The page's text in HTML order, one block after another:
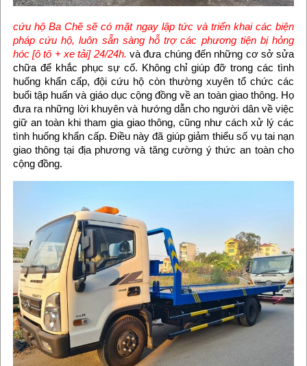
cứu hộ Ba Chẽ sẽ có mặt ngay lập tức và triển khai các biện
pháp cứu hộ, luôn sẵn sàng hỗ trợ các phương tiện bị hỏng
hóc [ô tô + xe tải] 24/24h. và đưa chúng đến những cơ sở sửa
chữa để khắc phục sự cố. Không chỉ giúp đỡ trong các tình
huống khẩn cấp, đội cứu hộ còn thường xuyên tổ chức các
buổi tập huấn và giáo dục cộng đồng về an toàn giao thông. Họ
đưa ra những lời khuyên và hướng dẫn cho người dân về việc
giữ an toàn khi tham gia giao thông, cũng như cách xử lý các
tình huống khẩn cấp. Điều này đã giúp giảm thiểu số vụ tai nạn
giao thông tại địa phương và tăng cường ý thức an toàn cho
cộng đồng.